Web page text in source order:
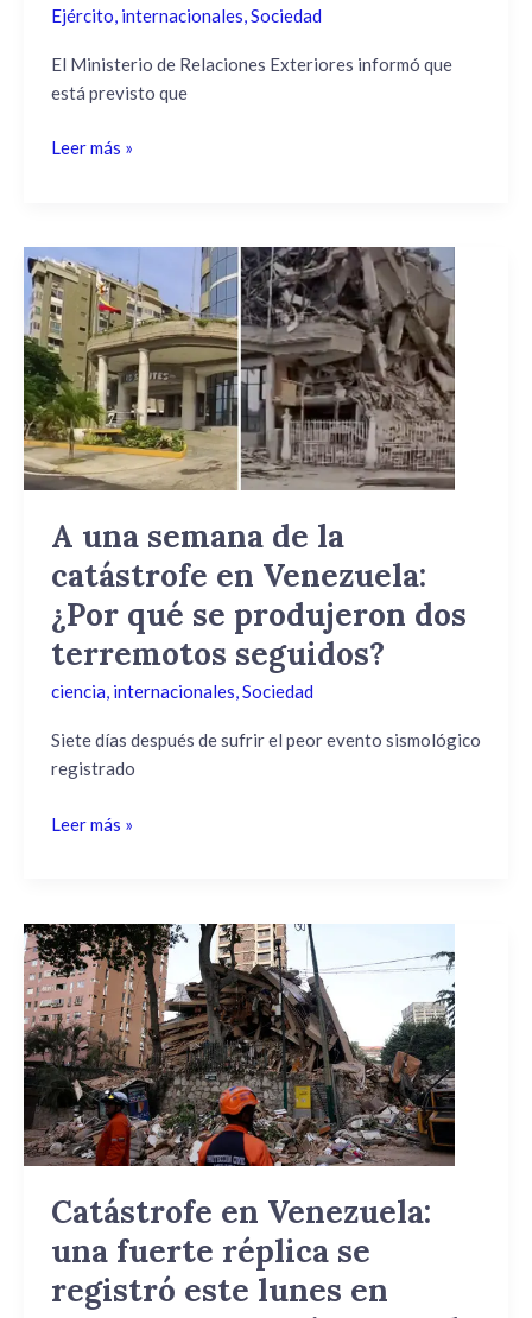
Ejército, internacionales,Sociedad
El Ministerio de Relaciones Exteriores informó que
está previsto que
Leer más »
A una semana de la
catástrofe en Venezuela:
¿Por qué se produjeron dos
terremotos seguidos?
ciencia, internacionales,Sociedad
Siete días después de sufrir el peor evento sismológico
registrado
A
una
semana
de
la
catástrofe
en
Venezuela:
¿Por
se
produjeron
dos
terremotos
seguidos?
Leer más »
Catástrofe en Venezuela:
una fuerte réplica se
registró este lunes en
Catástrofe
en
Venezuela:
una
fuerte
réplica
se
registró
este
en
Caracas
La